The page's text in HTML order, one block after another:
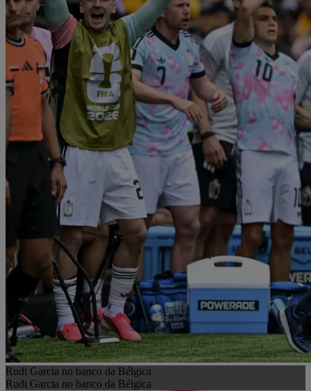
Rudi Garcia no banco da Bélgica
Rudi Garcia no banco da Bélgica